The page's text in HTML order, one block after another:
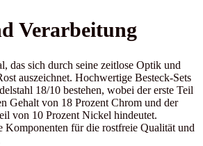
Verarbeitung
das sich durch seine zeitlose Optik und
auszeichnet. Hochwertige Besteck-Sets
18/10 bestehen, wobei der erste Teil
Gehalt von 18 Prozent Chrom und der
von 10 Prozent Nickel hindeutet.
Komponenten für die rostfreie Qualität und